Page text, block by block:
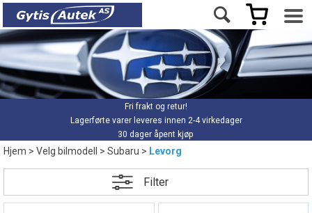
Fri frakt og retur!
Lagerførte varer leveres innen 2-4 virkedager
30 dager åpent kjøp
Hjem>Velg bilmodell >Subaru> Levorg
Filter